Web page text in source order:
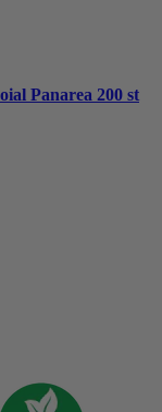
Panarea 200 st